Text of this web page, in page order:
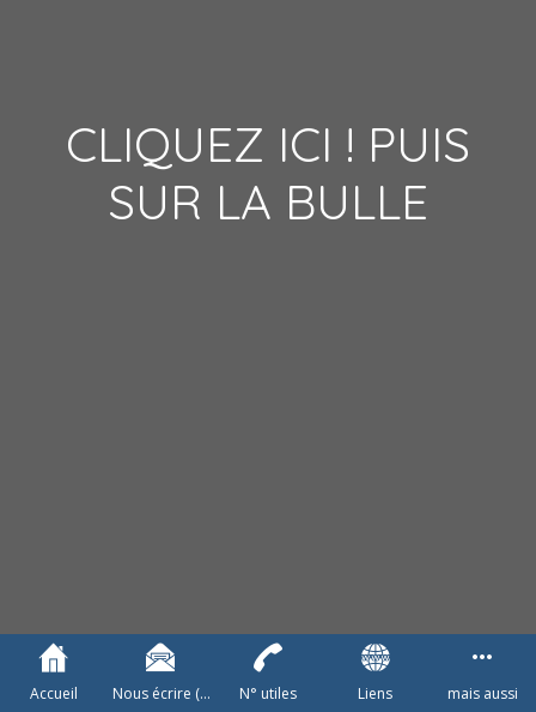
CLIQUEZ ICI ! PUIS
SUR LA BULLE
Accueil
Nous écrire (à
N° utiles Liens mais aussi